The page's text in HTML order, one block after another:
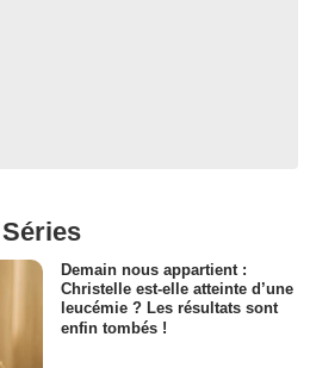
Demain nous appartient :
Christelle est-elle atteinte d’une
leucémie ? Les résultats sont
enfin tombés !